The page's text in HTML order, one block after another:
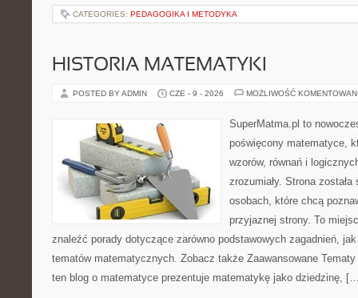
CATEGORIES: PEDAGOGIKA I METODYKA
HISTORIA MATEMATYKI
POSTED BY ADMIN CZE - 9 - 2026 MOŻLIWOŚĆ
SuperMatma.pl to
poświęcony matematyce,
wzorów, równań i
zrozumiały. Strona
osobach, które chcą
przyjaznej strony. To
znaleźć porady dotyczące zarówno podstawowych zagadnień,
tematów matematycznych. Zobacz także Zaawansowane
ten blog o matematyce prezentuje matematykę jako dziedzinę,